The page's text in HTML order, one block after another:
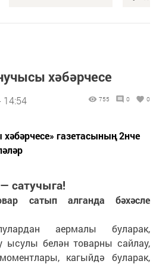
хәбәрчесе
14:54 755 0 0
хәбәрчесе» газетасының 2нче
сатучыга!
сатып алганда бәхәсле
аермалы буларак,
ысулы белән товарны сайлау,
кагыйдә буларак,